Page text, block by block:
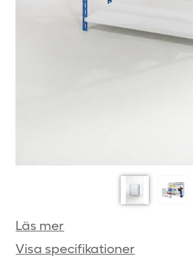
Läs mer
Visa specifikationer